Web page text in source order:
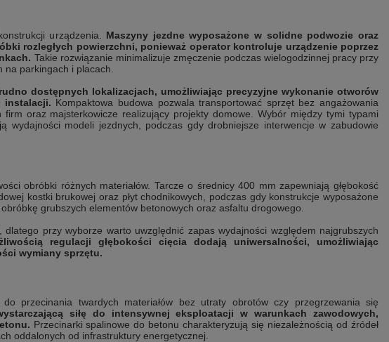
urządzenia. Maszyny jezdne wyposażone w solidne podwozie oraz
rozległych powierzchni, ponieważ operator kontroluje urządzenie poprzez
Takie rozwiązanie minimalizuje zmęczenie podczas wielogodzinnej pracy przy
parkingach i placach.
dostępnych lokalizacjach, umożliwiając precyzyjne wykonanie otworów
instalacji. Kompaktowa budowa pozwala transportować sprzęt bez angażowania
oraz majsterkowicze realizujący projekty domowe. Wybór między tymi typami
wydajności modeli jezdnych, podczas gdy drobniejsze interwencje w zabudowie
obróbki różnych materiałów. Tarcze o średnicy 400 mm zapewniają głębokość
kostki brukowej oraz płyt chodnikowych, podczas gdy konstrukcje wyposażone
grubszych elementów betonowych oraz asfaltu drogowego.
przy wyborze warto uwzględnić zapas wydajności względem najgrubszych
regulacji głębokości cięcia dodają uniwersalności, umożliwiając
wymiany sprzętu.
przecinania twardych materiałów bez utraty obrotów czy przegrzewania się
siłę do intensywnej eksploatacji w warunkach zawodowych,
Przecinarki spalinowe do betonu charakteryzują się niezależnością od źródeł
oddalonych od infrastruktury energetycznej.